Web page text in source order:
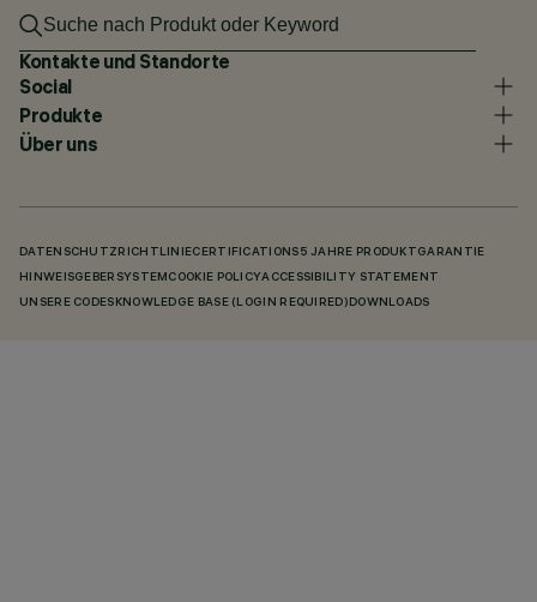
Kontakte und Standorte
Social
Produkte
Über uns
DATENSCHUTZRICHTLINIECERTIFICATIONS 5 JAHRE PRODUKTGARANTIE
HINWEISGEBERSYSTEM COOKIE POLICYACCESSIBILITY STATEMENT
UNSERE CODES KNOWLEDGE BASE (LOGIN REQUIRED) DOWNLOADS